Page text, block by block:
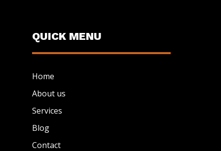
QUICK MENU
Home
About us
Services
Blog
Contact